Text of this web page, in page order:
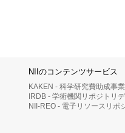
NIIのコンテンツサービス
KAKEN - 科学研究費助成事
IRDB - 学術機関リポジトリ
NII-REO - 電子リソースリポ